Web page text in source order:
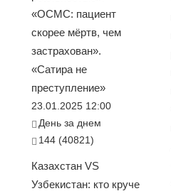
«ОСМС: пациент
скорее мёртв, чем
застрахован».
«Сатира не
преступление»
23.01.2025 12:00
День за днем
144 (40821)
Казахстан VS
Узбекистан: кто круче